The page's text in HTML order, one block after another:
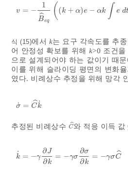
v = −
1
B
ˆeq
( (k + α)e − αk ∫ e d
v=-1 B^eqk+ αe- αk ∫e
식 (15)에서 k는 요구 각속도를 추
어 안정성 확보를 위해 k>0 조건
으로 설계되어야 하는 값이기 때
이를 위해 슬라이딩 평면의 변화
였다. 비례상수 추정을 위해 망각
σ
˙ = C
ˆk
˙
σ ˙= C^k
추정된 비례상수 C
ˆ
C^와 적응 이득 값
k
˙ = −γ
∂J
∂k
= −γσ
∂σ
∂k
= −γσC
ˆ
k˙=-γ∂ J∂ k=-γσ∂σ∂k=-γσC